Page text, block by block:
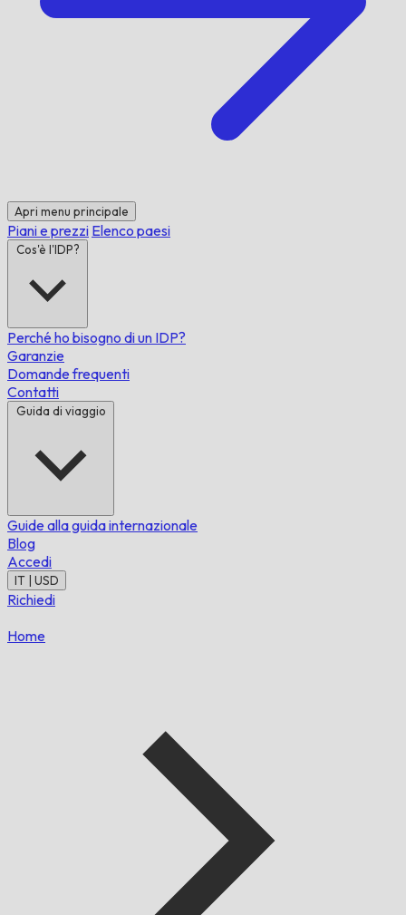
Apri menu principale
Piani e prezzi Elenco paesi
Cos'è l'IDP?
Perché ho bisogno di un IDP?
Garanzie
Domande frequenti
Contatti
Guida di viaggio
Guide alla guida internazionale
Blog
Accedi
IT | USD
Richiedi
Home